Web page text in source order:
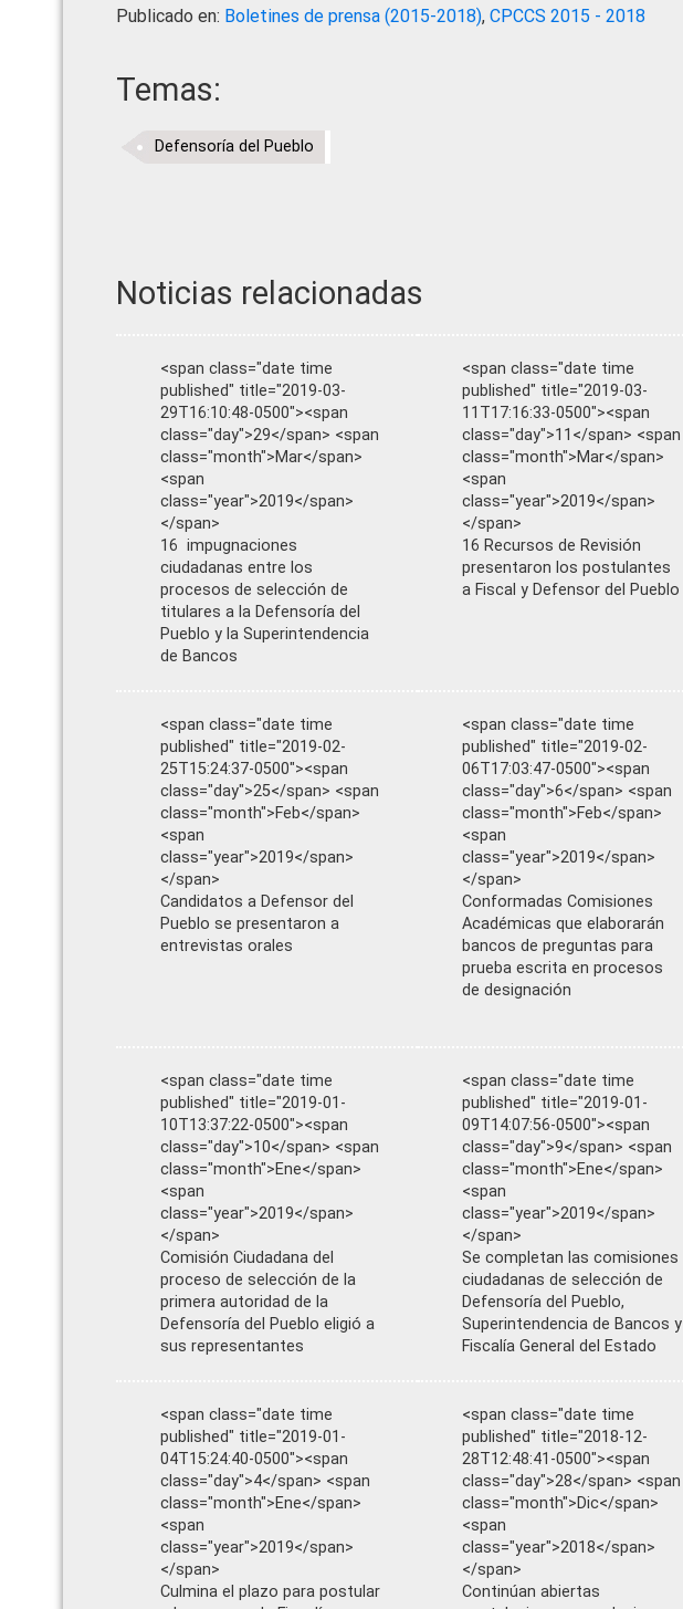
Publicado en: Boletines de prensa (2015-2018), CPCCS 2015 - 2018
Temas:
Defensoría del Pueblo
Noticias relacionadas
<span class="date time
published" title="2019-03-
29T16:10:48-0500"><span
class="day">29</span> <span
class="month">Mar</span>
<span
class="year">2019</span>
</span>
16 impugnaciones
ciudadanas entre los
procesos de selección de
titulares a la Defensoría del
Pueblo y la Superintendencia
de Bancos
<span class="date time
published" title="2019-03-
11T17:16:33-0500"><span
class="day">11</span> <span
class="month">Mar</span>
<span
class="year">2019</span>
</span>
16 Recursos de Revisión
presentaron los postulantes
a Fiscal y Defensor del Pueblo
<span class="date time
published" title="2019-02-
25T15:24:37-0500"><span
class="day">25</span> <span
class="month">Feb</span>
<span
class="year">2019</span>
</span>
Candidatos a Defensor del
Pueblo se presentaron a
entrevistas orales
<span class="date time
published" title="2019-02-
06T17:03:47-0500"><span
class="day">6</span> <span
class="month">Feb</span>
<span
class="year">2019</span>
</span>
Conformadas Comisiones
Académicas que elaborarán
bancos de preguntas para
prueba escrita en procesos
de designación
<span class="date time
published" title="2019-01-
10T13:37:22-0500"><span
class="day">10</span> <span
class="month">Ene</span>
<span
class="year">2019</span>
</span>
Comisión Ciudadana del
proceso de selección de la
primera autoridad de la
Defensoría del Pueblo eligió a
sus representantes
<span class="date time
published" title="2019-01-
09T14:07:56-0500"><span
class="day">9</span> <span
class="month">Ene</span>
<span
class="year">2019</span>
</span>
Se completan las comisiones
ciudadanas de selección de
Defensoría del Pueblo,
Superintendencia de Bancos y
Fiscalía General del Estado
<span class="date time
published" title="2019-01-
04T15:24:40-0500"><span
class="day">4</span> <span
class="month">Ene</span>
<span
class="year">2019</span>
</span>
Culmina el plazo para postular
<span class="date time
published" title="2018-12-
28T12:48:41-0500"><span
class="day">28</span> <span
class="month">Dic</span>
<span
class="year">2018</span>
</span>
Continúan abiertas